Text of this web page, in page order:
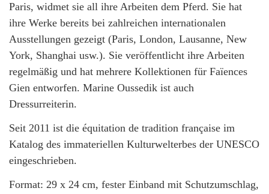
Paris, widmet sie all ihre Arbeiten dem Pferd. Sie hat
ihre Werke bereits bei zahlreichen internationalen
Ausstellungen gezeigt (Paris, London, Lausanne, New
York, Shanghai usw.). Sie veröffentlicht ihre Arbeiten
regelmäßig und hat mehrere Kollektionen für Faïences
Gien entworfen. Marine Oussedik ist auch
Dressurreiterin.
Seit 2011 ist die équitation de tradition française im
Katalog des immateriellen Kulturwelterbes der UNESCO
eingeschrieben.
Format: 29 x 24 cm, fester Einband mit Schutzumschlag,